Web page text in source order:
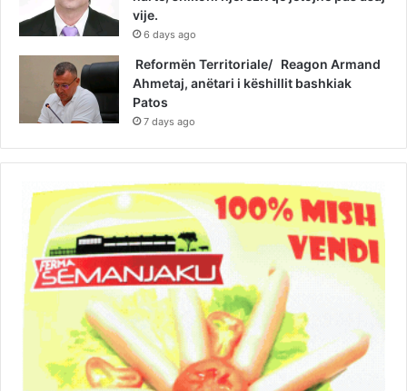
vije.
6 days ago
Reformën Territoriale/ Reagon Armand
Ahmetaj, anëtari i këshillit bashkiak
Patos
7 days ago